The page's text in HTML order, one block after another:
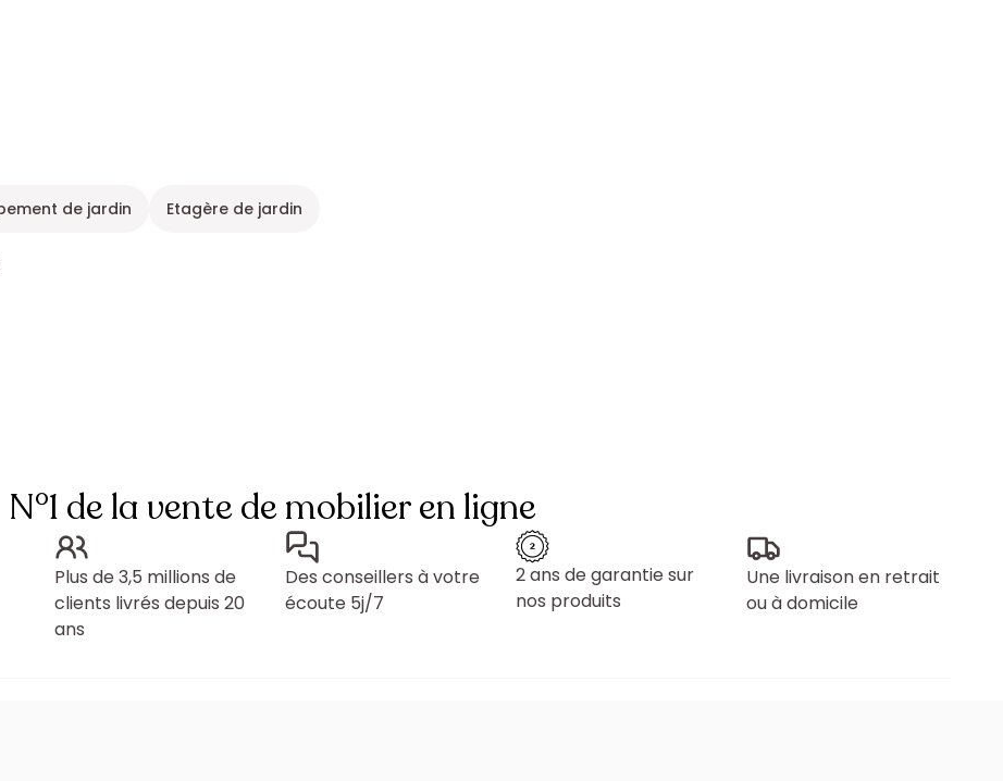
de jardin Etagère de jardin
N°1 de la vente de mobilier en ligne
Plus de 3,5 millions de
clients livrés depuis 20
ans
Des conseillers à votre
écoute 5j/7
2 ans de garantie sur
nos produits
Une livraison en retrait
ou à domicile